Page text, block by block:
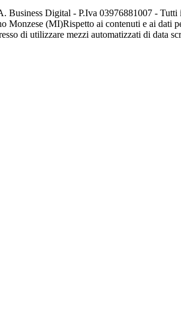
Business Digital - P.Iva 03976881007 -
Monzese (MI)Rispetto ai contenuti e ai dati
di utilizzare mezzi automatizzati di data